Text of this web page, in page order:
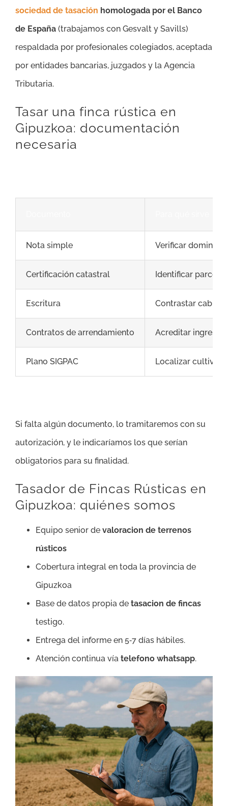
sociedad de tasación homologada por el Banco
de España (trabajamos con Gesvalt y Savills)
respaldada por profesionales colegiados, aceptada
por entidades bancarias, juzgados y la Agencia
Tributaria.
Tasar una finca rústica en
Gipuzkoa: documentación
necesaria
Nota simple Verificar dominio,
Certificación catastral Identificar parcela
Escritura Contrastar
Contratos de arrendamiento Acreditar
Plano SIGPAC Localizar cultivos
Si falta algún documento, lo tramitaremos con su
autorización, y le indicaríamos los que serían
obligatorios para su finalidad.
Tasador de Fincas Rústicas en
Gipuzkoa: quiénes somos
Equipo senior de valoracion de terrenos
rústicos
Cobertura integral en toda la provincia de
Gipuzkoa
Base de datos propia de tasacion de fincas
testigo.
Entrega del informe en 5‑7 días hábiles.
Atención continua vía telefono whatsapp.